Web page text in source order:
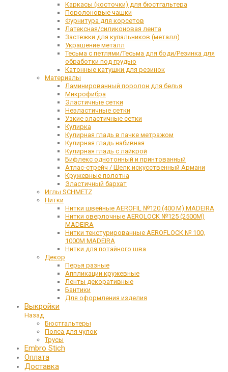
Каркасы (косточки) для бюстгальтера
Поролоновые чашки
Фурнитура для корсетов
Латексная/силиконовая лента
Застежки для купальников (металл)
Украшение металл
Тесьма с петлями/Тесьма для боди/Резинка для
обработки под грудью
Катонные катушки для резинок
Материалы
Ламинированный поролон для белья
Микрофибра
Эластичные сетки
Неэластичные сетки
Узкие эластичные сетки
Кулирка
Кулирная гладь в пачке метражом
Кулирная гладь набивная
Кулирная гладь с лайкрой
Бифлекс однотонный и принтованный
Атлас-стрейч / Шелк искусственный Армани
Кружевные полотна
Эластичный бархат
Иглы SCHMETZ
Нитки
Нитки швейные AEROFIL №120 (400 М) MADEIRA
Нитки оверлочные AEROLOCK №125 (2500М)
MADEIRA
Нитки текстурированные AEROFLOCK № 100,
1000М MADEIRA
Нитки для потайного шва
Декор
Перья разные
Аппликации кружевные
Ленты декоративные
Бантики
Для оформления изделия
Выкройки
Назад
Бюстгальтеры
Пояса для чулок
Трусы
Embro Stich
Оплата
Доставка